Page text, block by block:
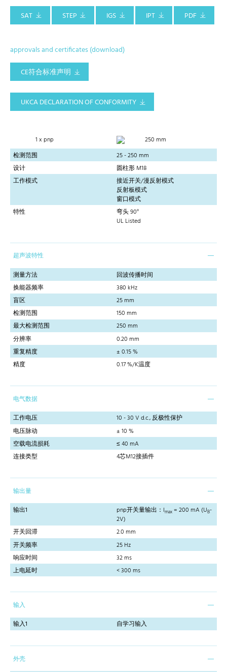
SAT
STEP IGS IPT PDF
approvals and certificates (download)
CE符合标准声明
UKCA DECLARATION OF CONFORMITY
1 x pnp
250 mm
检测范围
25 - 250 mm
设计
圆柱形 M18
工作模式
接近开关/漫反射模式
反射板模式
窗口模式
特性
弯头 90°
UL Listed
超声波特性
测量方法
回波传播时间
换能器频率
380 kHz
盲区
25 mm
检测范围
150 mm
最大检测范围
250 mm
分辨率
0.20 mm
重复精度
± 0.15 %
精度
0.17 %/K温度
电气数据
工作电压
10 - 30 V d.c., 反极性保护
电压脉动
± 10 %
空载电流损耗
≤ 40 mA
连接类型
4芯M12接插件
输出量
输出1
pnp开关量输出：Imax = 200 mA (UB-
2V)
开关回滞
2.0 mm
开关频率
25 Hz
响应时间
32 ms
上电延时
< 300 ms
输入
输入1
自学习输入
外壳